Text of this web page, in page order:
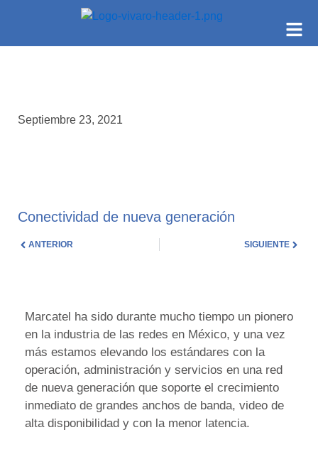
Septiembre 23, 2021
Conectividad de nueva generación
ANTERIOR SIGUIENTE
Marcatel ha sido durante mucho tiempo un pionero
en la industria de las redes en México, y una vez
más estamos elevando los estándares con la
operación, administración y servicios en una red
de nueva generación que soporte el crecimiento
inmediato de grandes anchos de banda, video de
alta disponibilidad y con la menor latencia.